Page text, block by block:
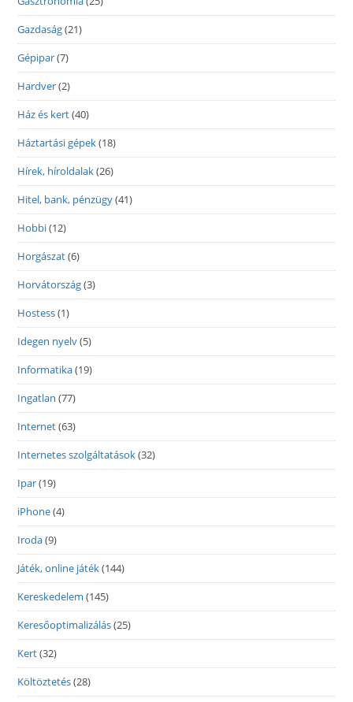
Gazdaság(21)
Gépipar(7)
Hardver(2)
Ház és kert(40)
Háztartási gépek(18)
Hírek, híroldalak(26)
Hitel, bank, pénzügy(41)
Hobbi(12)
Horgászat(6)
Horvátország(3)
Hostess(1)
Idegen nyelv(5)
Informatika(19)
Ingatlan (77)
Internet(63)
Internetes szolgáltatások(32)
Ipar(19)
iPhone(4)
Iroda(9)
Játék, online játék(144)
Kereskedelem (145)
Keresőoptimalizálás(25)
Kert(32)
Költöztetés(28)